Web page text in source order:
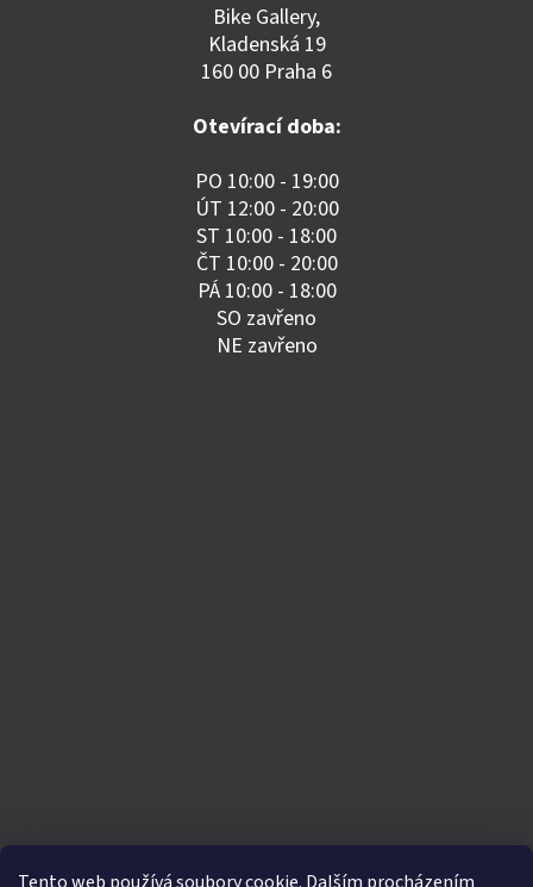
Bike Gallery,
Kladenská 19
160 00 Praha 6
Otevírací doba:
PO 10:00 - 19:00
ÚT 12:00 - 20:00
ST 10:00 - 18:00
ČT 10:00 - 20:00
PÁ 10:00 - 18:00
SO zavřeno
NE zavřeno